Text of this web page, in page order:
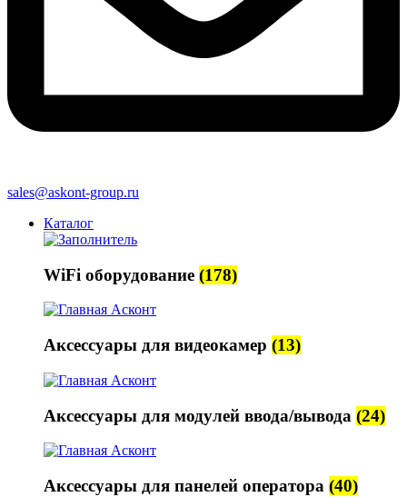
sales@askont-group.ru
Каталог
WiFi оборудование (178)
Аксессуары для видеокамер (13)
Аксессуары для модулей ввода/вывода (24)
Аксессуары для панелей оператора (40)